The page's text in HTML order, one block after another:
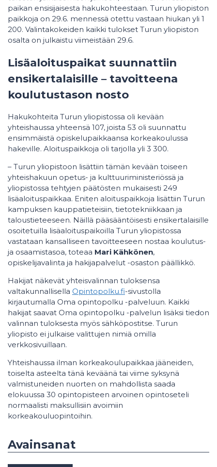
paikan ensisijaisesta hakukohteestaan. Turun yliopiston
paikkoja on 29.6. mennessä otettu vastaan hiukan yli 1
200. Valintakokeiden kaikki tulokset Turun yliopiston
osalta on julkaistu viimeistään 29.6.
Lisäaloituspaikat suunnattiin
ensikertalaisille – tavoitteena
koulutustason nosto
Hakukohteita Turun yliopistossa oli kevään
yhteishaussa yhteensä 107, joista 53 oli suunnattu
ensimmäistä opiskelupaikkaansa korkeakoulussa
hakeville. Aloituspaikkoja oli tarjolla yli 3 300.
– Turun yliopistoon lisättiin tämän kevään toiseen
yhteishakuun opetus- ja kulttuuriministeriössä ja
yliopistossa tehtyjen päätösten mukaisesti 249
lisäaloituspaikkaa. Eniten aloituspaikkoja lisättiin Turun
kampuksen kauppatieteisiin, tietotekniikkaan ja
taloustieteeseen. Näillä pääsääntöisesti ensikertalaisille
osoitetuilla lisäaloituspaikoilla Turun yliopistossa
vastataan kansalliseen tavoitteeseen nostaa koulutus-
ja osaamistasoa, toteaa Mari Kähkönen,
opiskelijavalinta ja hakijapalvelut -osaston päällikkö.
Hakijat näkevät yhteisvalinnan tuloksensa
valtakunnallisella Opintopolku.fi-sivustolla
kirjautumalla Oma opintopolku -palveluun. Kaikki
hakijat saavat Oma opintopolku -palvelun lisäksi tiedon
valinnan tuloksesta myös sähköpostitse. Turun
yliopisto ei julkaise valittujen nimiä omilla
verkkosivuillaan.
Yhteishaussa ilman korkeakoulupaikkaa jääneiden,
toiselta asteelta tänä keväänä tai viime syksynä
valmistuneiden nuorten on mahdollista saada
elokuussa 30 opintopisteen arvoinen opintoseteli
normaalisti maksullisiin avoimiin
korkeakouluopintoihin.
Avainsanat